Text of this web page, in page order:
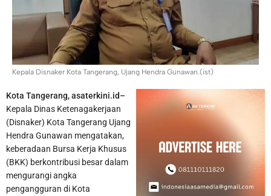
Polsek Neglasari Tangkap Pengedar Obat Keras dengan 1.785
Barang Bukti
Kepala Disnaker Kota Tangerang, Ujang Hendra Gunawan.(ist)
Kota Tangerang, asaterkini.id–
Kepala Dinas Ketenagakerjaan
(Disnaker) Kota Tangerang Ujang
Hendra Gunawan mengatakan,
keberadaan Bursa Kerja Khusus
(BKK) berkontribusi besar dalam
mengurangi angka
pengangguran di Kota